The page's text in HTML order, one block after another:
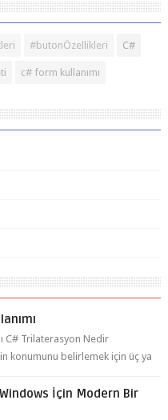
#butonÖzellikleri C#
c# form kullanımı
C# Trilaterasyon Nedir
konumunu belirlemek için üç ya
İçin Modern Bir